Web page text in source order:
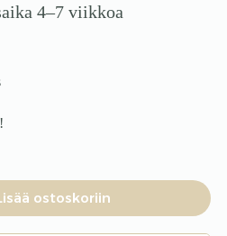
4–7 viikkoa
ostoskoriin